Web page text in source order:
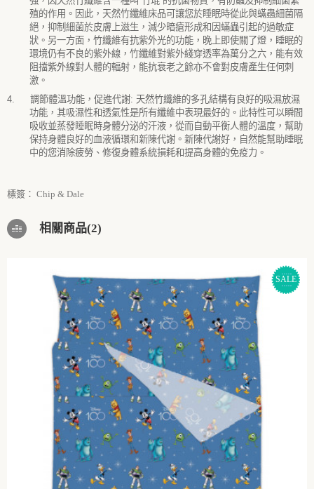
殖的作用。因此，天然竹纖維床品可讓您於睡眠時從此與蟎蟲細菌隔
絕，抑制細菌於皮膚上滋生，減少暗瘡形成和因蟎蟲引起的過敏症
狀。另一方面，竹纖維有抗紫外光的功能，晚上即使關了燈，睡眠的
環境仍有不良的紫外線，竹纖維對紫外綫穿透率為萬分之六，能有效
阻擋紫外線對人體的輻射，能抗衰老之餘亦不會對皮膚產生任何刺
激。
4.
調節體溫功能，促進代謝: 天然竹纖維的多孔結構有良好的吸濕放濕
功能，其吸濕性和透氣性是所有纖維中表現最好的。此特性可以瞬間
吸收並蒸發睡眠時身體分泌的汗液，從而自動平衡人體的溫度，幫助
保持身體良好的血液循環和新陳代謝。新陳代謝好，自然能幫助睡眠
中的您消除疲勞、修復身體系統損耗和提高身體的免疫力。
標簽： Chip & Dale
相關商品(2)
SALE